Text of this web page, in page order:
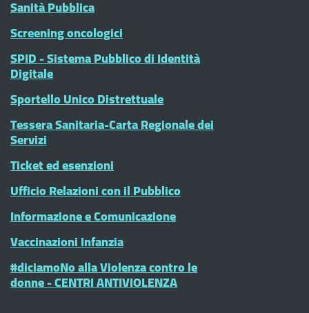
Sanità Pubblica
Screening oncologici
SPID - Sistema Pubblico di Identità
Digitale
Sportello Unico Distrettuale
Tessera Sanitaria-Carta Regionale dei
Servizi
Ticket ed esenzioni
Ufficio Relazioni con il Pubblico
Informazione e Comunicazione
Vaccinazioni Infanzia
#diciamoNo alla Violenza contro le
donne - CENTRI ANTIVIOLENZA